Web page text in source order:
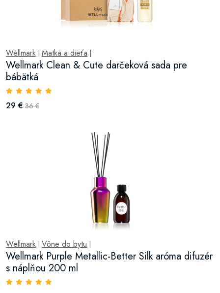
Wellmark Matka a dieťa
Wellmark Clean & Cute darčeková sada pre
bábätká
29 € 36 €
Wellmark Vône do bytu
Wellmark Purple Metallic-Better Silk aróma difuzér
s náplňou 200 ml